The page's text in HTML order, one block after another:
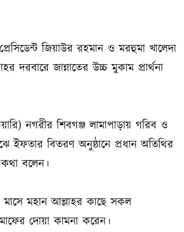
জিয়াউর রহমান ও মরহুমা খালেদা
দরবারে জান্নাতের উচ্চ মুকাম প্রার্থনা
নগরীর শিবগঞ্জ লামাপাড়ায় গরিব ও
ইফতার বিতরণ অনুষ্ঠানে প্রধান অতিথির
বলেন।
মাসে মহান আল্লাহর কাছে সকল
দোয়া কামনা করেন।